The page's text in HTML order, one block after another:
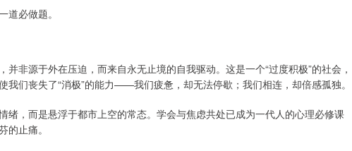
道必做题。
非源于外在压迫，而来自永无止境的自我驱动。这是一个“过度积极”的社会，
我们丧失了“消极”的能力——我们疲惫，却无法停歇；我们相连，却倍感孤独。
绪，而是悬浮于都市上空的常态。学会与焦虑共处已成为一代人的心理必修课
止痛。